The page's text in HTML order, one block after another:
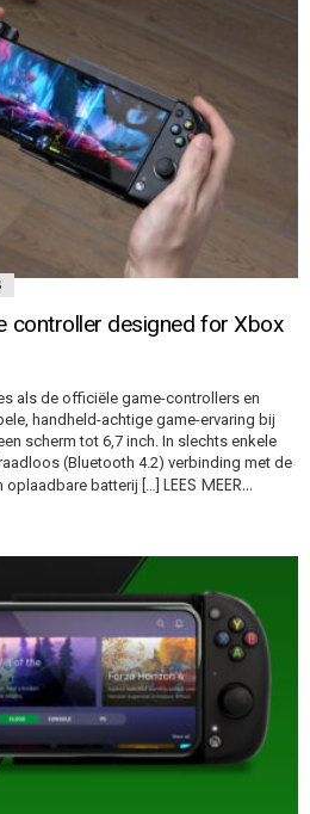
controller designed for Xbox
als de officiële game-controllers en
handheld-achtige game-ervaring bij
scherm tot 6,7 inch. In slechts enkele
(Bluetooth 4.2) verbinding met de
batterij […] LEES MEER…